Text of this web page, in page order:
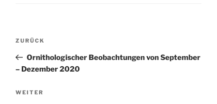
Vorheriger
ZURÜCK
Ornithologischer Beobachtungen von September
– Dezember 2020
Nächster
WEITER